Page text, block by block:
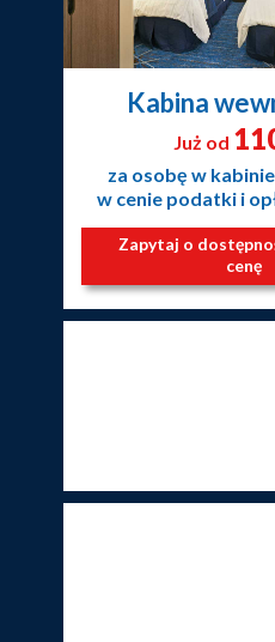
Kabina
Już od
za osobę w
w cenie podatki i
Zapytaj o
cenę